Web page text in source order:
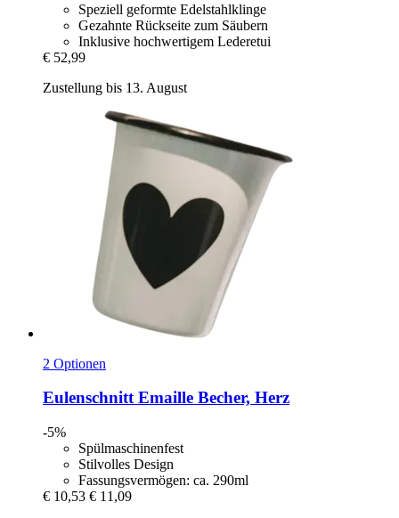
Speziell geformte Edelstahlklinge
Gezahnte Rückseite zum Säubern
Inklusive hochwertigem Lederetui
€ 52,99
Zustellung bis 13. August
2 Optionen
EulenschnittEmaille Becher, Herz
-5%
Spülmaschinenfest
Stilvolles Design
Fassungsvermögen: ca. 290ml
€ 10,53 € 11,09